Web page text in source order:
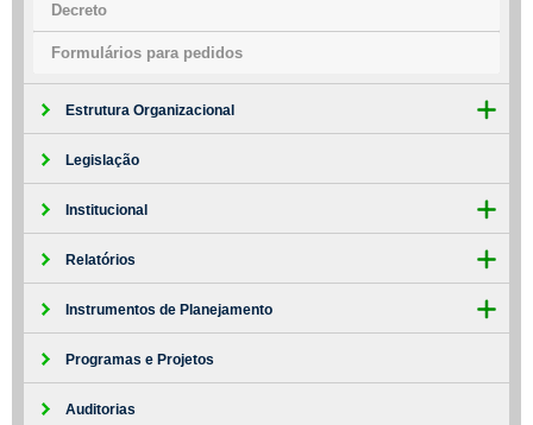
Decreto
Formulários para pedidos
Estrutura Organizacional
Legislação
Institucional
Relatórios
Instrumentos de Planejamento
Programas e Projetos
Auditorias